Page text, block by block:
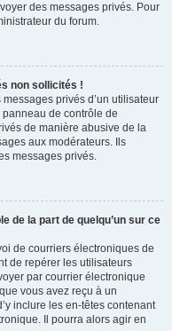
des messages privés. Pour
du forum.
non sollicités !
privés d’un utilisateur
de contrôle de
de manière abusive de la
aux modérateurs. Ils
messages privés.
de la part de quelqu’un sur ce
de courriers électroniques de
de repérer les utilisateurs
par courrier électronique
vous avez reçu à un
inclure les en-têtes contenant
Il pourra alors agir en